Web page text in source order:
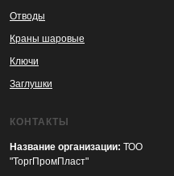
KASPI
SATU
WILDBERRIES
Отводы
Краны шаровые
Ключи
Заглушки
КОНТАКТЫ
Название организации: ТОО
"ТоргПромПласт"